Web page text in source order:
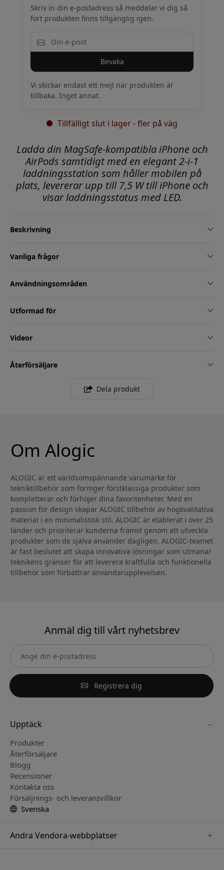
Skriv in din e-postadress så meddelar vi dig så
fort produkten finns tillgänglig igen.
Bevaka
Vi skickar endast ett mejl när produkten är
tillbaka. Inget annat.
Tillfälligt slut i lager - fler på väg
Ladda din MagSafe-kompatibla iPhone och
AirPods samtidigt med en elegant 2-i-1
laddningsstation som håller mobilen på
plats, levererar upp till 7,5 W till iPhone och
visar laddningsstatus med LED.
Beskrivning
Vanliga frågor
Användningsområden
Utformad för
Videor
Återförsäljare
Dela produkt
Om Alogic
ALOGIC är ett världsomspännande varumärke för
tekniktillbehör som formger förstklassiga produkter som
kompletterar och förhöjer dina favoritenheter. Med en
passion för design skapar ALOGIC tillbehör av högkvalitativa
material i en minimalistisk stil. ALOGIC är etablerat i över 25
länder och prioriterar kunderna främst genom att utveckla
produkter som de själva använder dagligen. ALOGIC-teamet
är fast beslutet att skapa innovativa lösningar som utmanar
teknikens gränser för att leverera kraftfulla och funktionella
tillbehör som förbättrar användarupplevelsen.
Anmäl dig till vårt nyhetsbrev
Registrera dig
Upptäck
Produkter
Återförsäljare
Blogg
Recensioner
Kontakta oss
Försäljnings- och leveransvillkor
Svenska
Andra Vendora-webbplatser